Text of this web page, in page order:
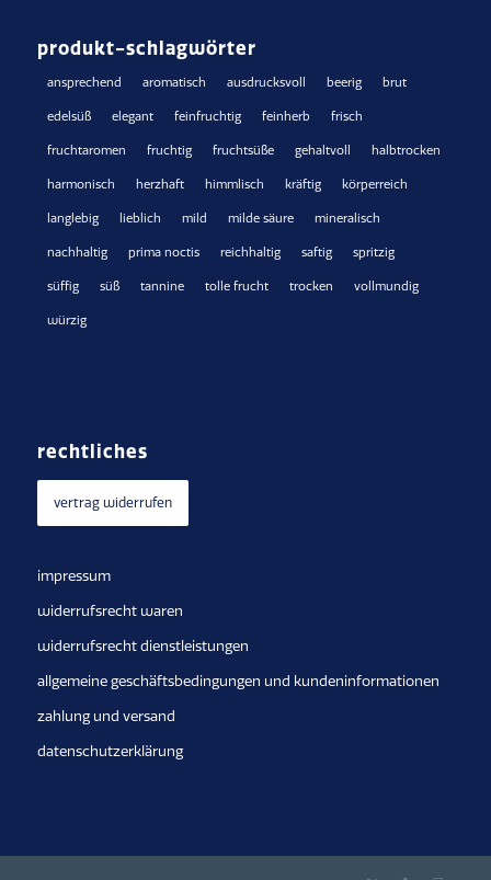
produkt-schlagwörter
ansprechend aromatisch ausdrucksvoll beerig brut
edelsüß elegant feinfruchtig feinherb frisch
fruchtaromen fruchtig fruchtsüße gehaltvoll halbtrocken
harmonisch herzhaft himmlisch kräftig körperreich
langlebig lieblich mild milde säure mineralisch
nachhaltig prima noctis reichhaltig saftig spritzig
süffig süß tannine tolle frucht trocken vollmundig
würzig
rechtliches
vertrag widerrufen
impressum
widerrufsrecht waren
widerrufsrecht dienstleistungen
allgemeine geschäftsbedingungen und kundeninformationen
zahlung und versand
datenschutzerklärung